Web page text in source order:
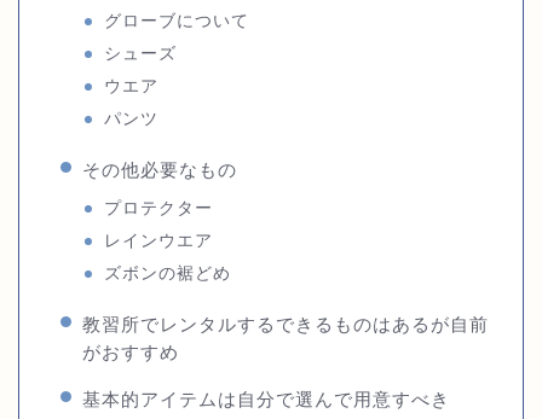
グローブについて
シューズ
ウエア
パンツ
その他必要なもの
プロテクター
レインウエア
ズボンの裾どめ
教習所でレンタルするできるものはあるが自前
がおすすめ
基本的アイテムは自分で選んで用意すべき